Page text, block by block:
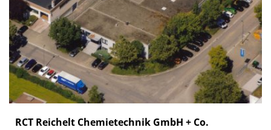
RCT Reichelt Chemietechnik GmbH + Co.